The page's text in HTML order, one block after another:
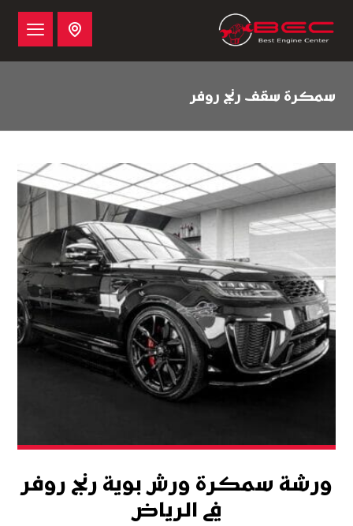
سمكرة سقف رنج روفر
ورشة سمكرة ورش بوية رنج روفر
في الرياض